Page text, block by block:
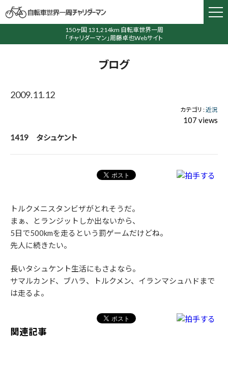
150ヶ国 131,214km 自転車世界一周
「チャリダーマン」周藤卓也Webサイト
ブログ
2009.11.12
カテゴリ :近況
107 views
1419 タシュケント
トルクメニスタンビザがとれそうだ。
まぁ、とランジットしか出ないから、
5日で500kmを走るという罰ゲームだけどね。
先人に続きたい。
長いタシュケント生活にもさよなら。
サマルカンド、ブハラ、トルクメン、イランマシュハドまで
は走るよ。
関連記事